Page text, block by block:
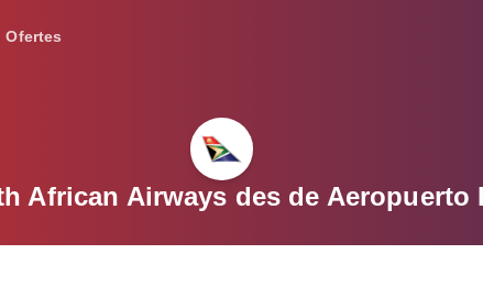
Ofertes
African Airways des de Aeropuerto